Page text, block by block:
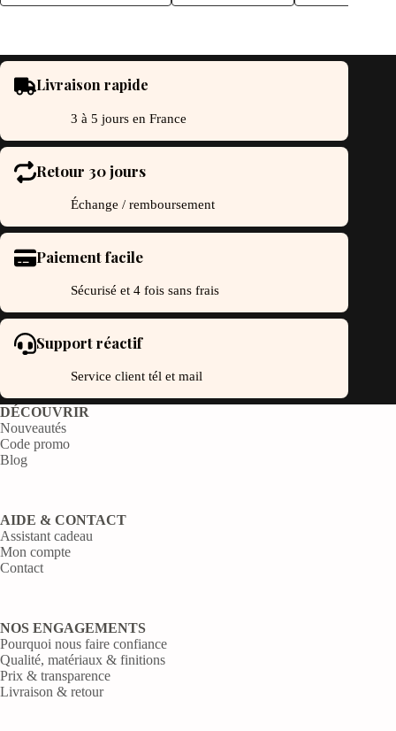
Livraison rapide
3 à 5 jours en France
Retour 30 jours
Échange / remboursement
Paiement facile
Sécurisé et 4 fois sans frais
Support réactif
Service client tél et mail
DÉCOUVRIR
Nouveautés
Code promo
Blog
AIDE & CONTACT
Assistant cadeau
Mon compte
Contact
NOS ENGAGEMENTS
Pourquoi nous faire confiance
Qualité, matériaux & finitions
Prix & transparence
Livraison & retour